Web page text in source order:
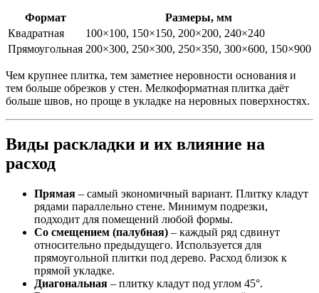
Формат
Размеры, мм
Квадратная
100×100, 150×150, 200×200, 240×240
Прямоугольная 200×300, 250×300, 250×350, 300×600, 150×900
Чем крупнее плитка, тем заметнее неровности основания и
тем больше обрезков у стен. Мелкоформатная плитка даёт
больше швов, но проще в укладке на неровных поверхностях.
Виды раскладки и их влияние на
расход
Прямая – самый экономичный вариант. Плитку кладут
рядами параллельно стене. Минимум подрезки,
подходит для помещений любой формы.
Со смещением (палубная) – каждый ряд сдвинут
относительно предыдущего. Используется для
прямоугольной плитки под дерево. Расход близок к
прямой укладке.
Диагональная – плитку кладут под углом 45°.